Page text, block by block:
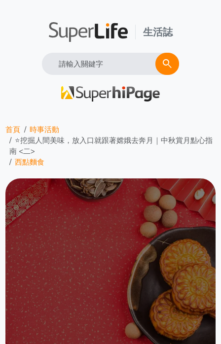
生活誌
Search search
首頁
時事活動
⭐挖掘人間美味，放入口就跟著嫦娥去奔月｜中秋賞月點心指
南 <二>
西點麵食